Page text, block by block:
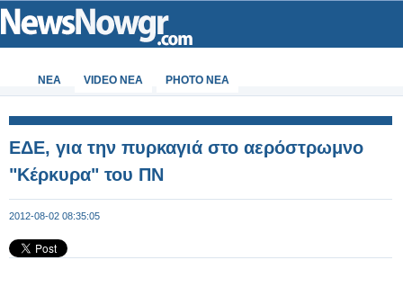
ΝΕΑ VIDEO NEA PHOTO NEA
ΕΔΕ, για την πυρκαγιά στο αερόστρωμνο
"Κέρκυρα" του ΠΝ
2012-08-02 08:35:05